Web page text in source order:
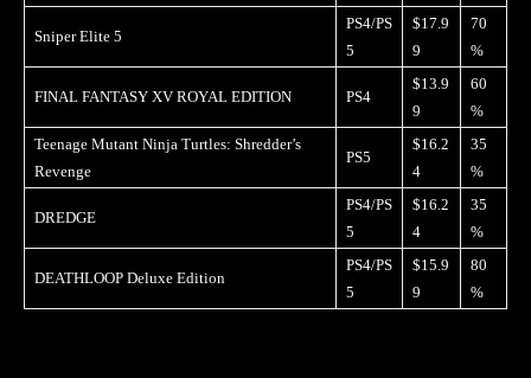
Sniper Elite 5
PS4/PS
5
$17.9
9
70
%
FINAL FANTASY XV ROYAL EDITION PS4
$13.9
9
60
%
Teenage Mutant Ninja Turtles: Shredder’s
Revenge
PS5
$16.2
4
35
%
DREDGE
PS4/PS
5
$16.2
4
35
%
DEATHLOOP Deluxe Edition
PS4/PS
5
$15.9
9
80
%